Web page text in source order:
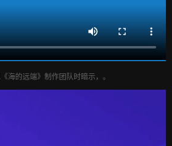
海的远端》制作团队时暗示，。